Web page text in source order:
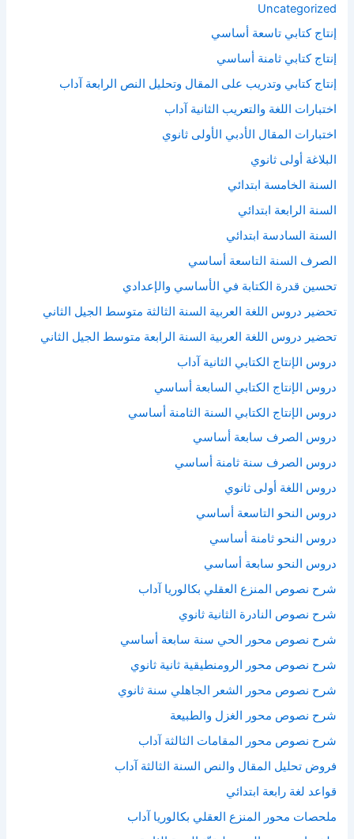
Uncategorized
إنتاج كتابي تاسعة أساسي
إنتاج كتابي ثامنة أساسي
إنتاج كتابي وتدريب على المقال وتحليل النص الرابعة آداب
اختبارات اللغة والتعريب الثانية آداب
اختبارات المقال الأدبي الأولى ثانوي
البلاغة أولى ثانوي
السنة الخامسة ابتدائي
السنة الرابعة ابتدائي
السنة السادسة ابتدائي
الصرف السنة التاسعة أساسي
تحسين قدرة الكتابة في الأساسي والإعدادي
تحضير دروس اللغة العربية السنة الثالثة متوسط الجيل الثاني
تحضير دروس اللغة العربية السنة الرابعة متوسط الجيل الثاني
دروس الإنتاج الكتابي الثانية آداب
دروس الإنتاج الكتابي السابعة أساسي
دروس الإنتاج الكتابي السنة الثامنة أساسي
دروس الصرف سابعة أساسي
دروس الصرف سنة ثامنة أساسي
دروس اللغة أولى ثانوي
دروس النحو التاسعة أساسي
دروس النحو ثامنة أساسي
دروس النحو سابعة أساسي
شرح نصوص المنزع العقلي بكالوريا آداب
شرح نصوص النادرة الثانية ثانوي
شرح نصوص محور الحي سنة سابعة أساسي
شرح نصوص محور الرومنطيقية ثانية ثانوي
شرح نصوص محور الشعر الجاهلي سنة ثانوي
شرح نصوص محور الغزل والطبيعة
شرح نصوص محور المقامات الثالثة آداب
فروض تحليل المقال والنص السنة الثالثة آداب
قواعد لغة رابعة ابتدائي
ملحصات محور المنزع العقلي بكالوريا آداب